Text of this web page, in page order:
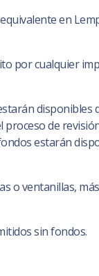
en
por cualquier
disponibles
de
estarán
o ventanillas,
sin fondos.